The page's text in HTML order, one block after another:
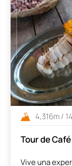
4,316m /
Tour de
Vive una